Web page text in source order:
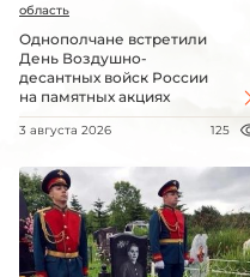
область
Однополчане встретили
День Воздушно-
десантных войск России
на памятных акциях
3 августа 2026 125